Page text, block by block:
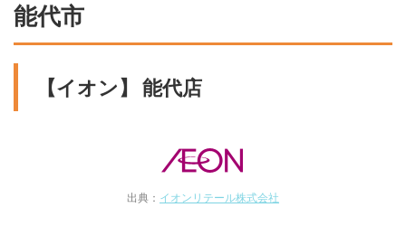
能代市
【イオン】 能代店
出典： イオンリテール株式会社